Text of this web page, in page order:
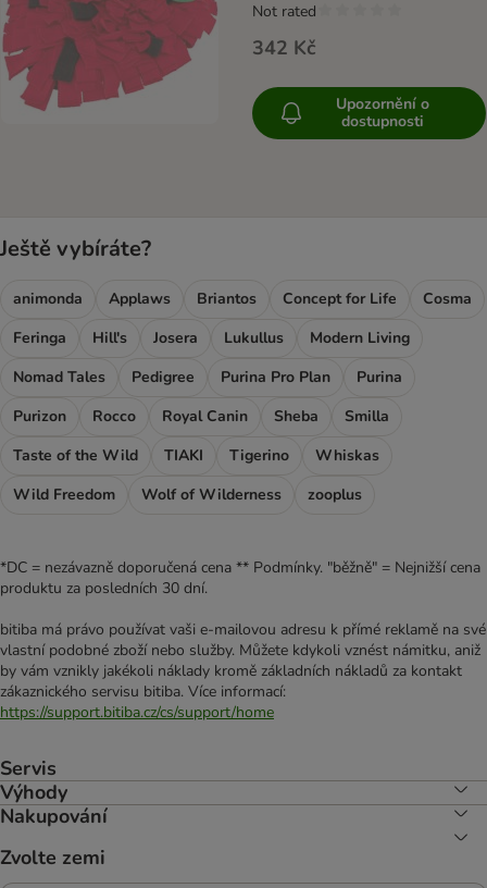
342 Kč
Not rated
Upozornění o
dostupnosti
Ještě vybíráte?
animonda Applaws Briantos Concept for Life
Cosma
Feringa
Hill's Josera Lukullus
Modern Living
Nomad Tales
Pedigree Purina Pro Plan
Purina
Purizon
Rocco Royal Canin Sheba
Smilla
Taste of the Wild
TIAKI Tigerino
Whiskas
Wild Freedom
Wolf of Wilderness zooplus
*DC = nezávazně doporučená cena ** Podmínky. "běžně" = Nejnižší cena
produktu za posledních 30 dní.
bitiba má právo používat vaši e-mailovou adresu k přímé reklamě na své
vlastní podobné zboží nebo služby. Můžete kdykoli vznést námitku, aniž
by vám vznikly jakékoli náklady kromě základních nákladů za kontakt
zákaznického servisu bitiba. Více informací:
https://support.bitiba.cz/cs/support/home
Servis
Výhody
Nakupování
Zvolte zemi